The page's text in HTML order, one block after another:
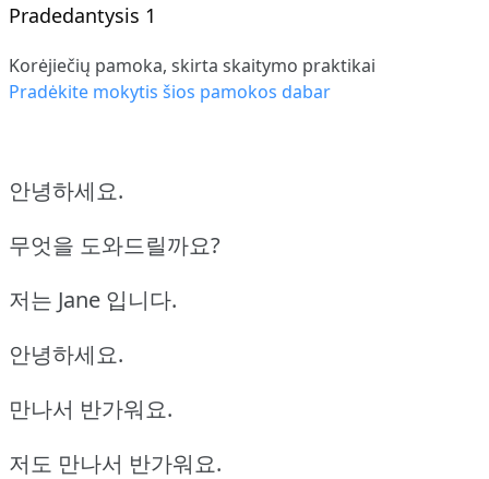
Pradedantysis 1
Korėjiečių pamoka, skirta skaitymo praktikai
Pradėkite mokytis šios pamokos dabar
안녕하세요.
무엇을 도와드릴까요?
저는 Jane 입니다.
안녕하세요.
만나서 반가워요.
저도 만나서 반가워요.